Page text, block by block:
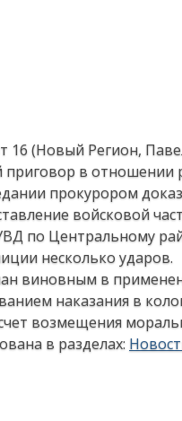
16 (Новый Регион,
в отношении
прокурором
войсковой
по Центральному
несколько ударов.
виновным в
наказания в
возмещения
в разделах: